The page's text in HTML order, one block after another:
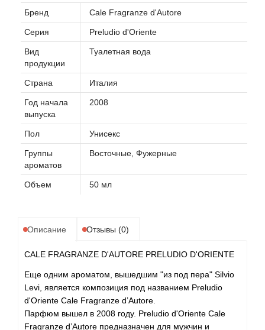
Бренд Cale Fragranze d'Autore
Серия Preludio d'Oriente
Вид
продукции
Туалетная вода
Страна Италия
Год начала
выпуска
2008
Пол Унисекс
Группы
ароматов
Восточные, Фужерные
Объем 50 мл
Описание Отзывы (0)
CALE FRAGRANZE D'AUTORE PRELUDIO D'ORIENTE
Еще одним ароматом, вышедшим "из под пера" Silvio
Levi, является композиция под названием Preludio
d'Oriente Cale Fragranze d’Autore.
Парфюм вышел в 2008 году. Preludio d'Oriente Cale
Fragranze d’Autore предназначен для мужчин и
Aerin Lauder
Affinessence
Afnan
Agatha Ruiz de la Prada
Agent Provocateur
Agonist
Al Haramain
Al Jazeera